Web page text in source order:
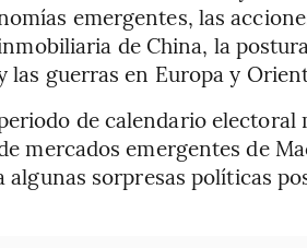
emergentes, las
de China, la
las guerras en Europa y
de calendario electoral
mercados emergentes de
sorpresas políticas